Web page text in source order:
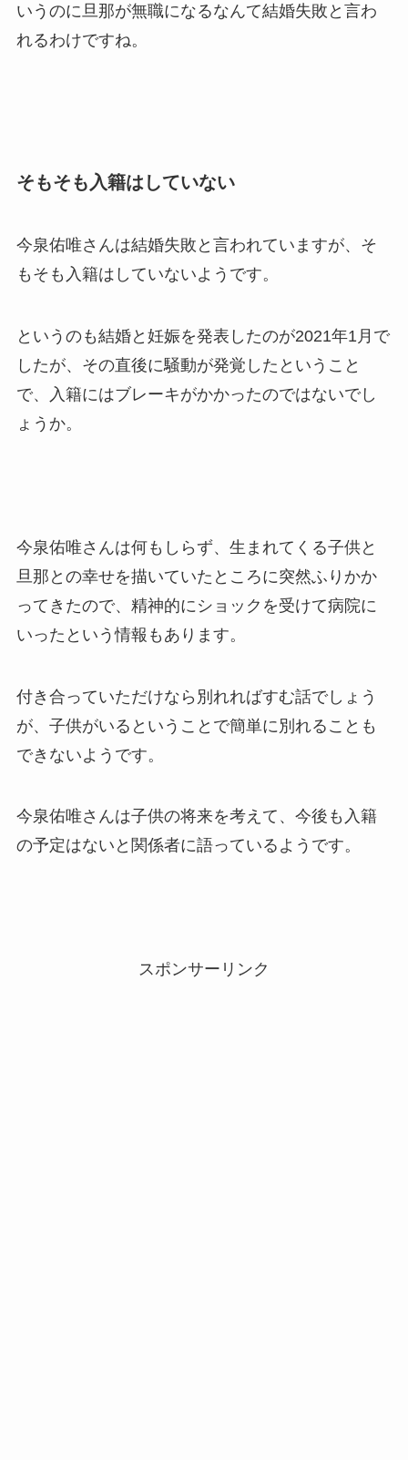
いうのに旦那が無職になるなんて結婚失敗と言わ
れるわけですね。
そもそも入籍はしていない
今泉佑唯さんは結婚失敗と言われていますが、そ
もそも入籍はしていないようです。
というのも結婚と妊娠を発表したのが2021年1月で
したが、その直後に騒動が発覚したということ
で、入籍にはブレーキがかかったのではないでし
ょうか。
今泉佑唯さんは何もしらず、生まれてくる子供と
旦那との幸せを描いていたところに突然ふりかか
ってきたので、精神的にショックを受けて病院に
いったという情報もあります。
付き合っていただけなら別れればすむ話でしょう
が、子供がいるということで簡単に別れることも
できないようです。
今泉佑唯さんは子供の将来を考えて、今後も入籍
の予定はないと関係者に語っているようです。
スポンサーリンク